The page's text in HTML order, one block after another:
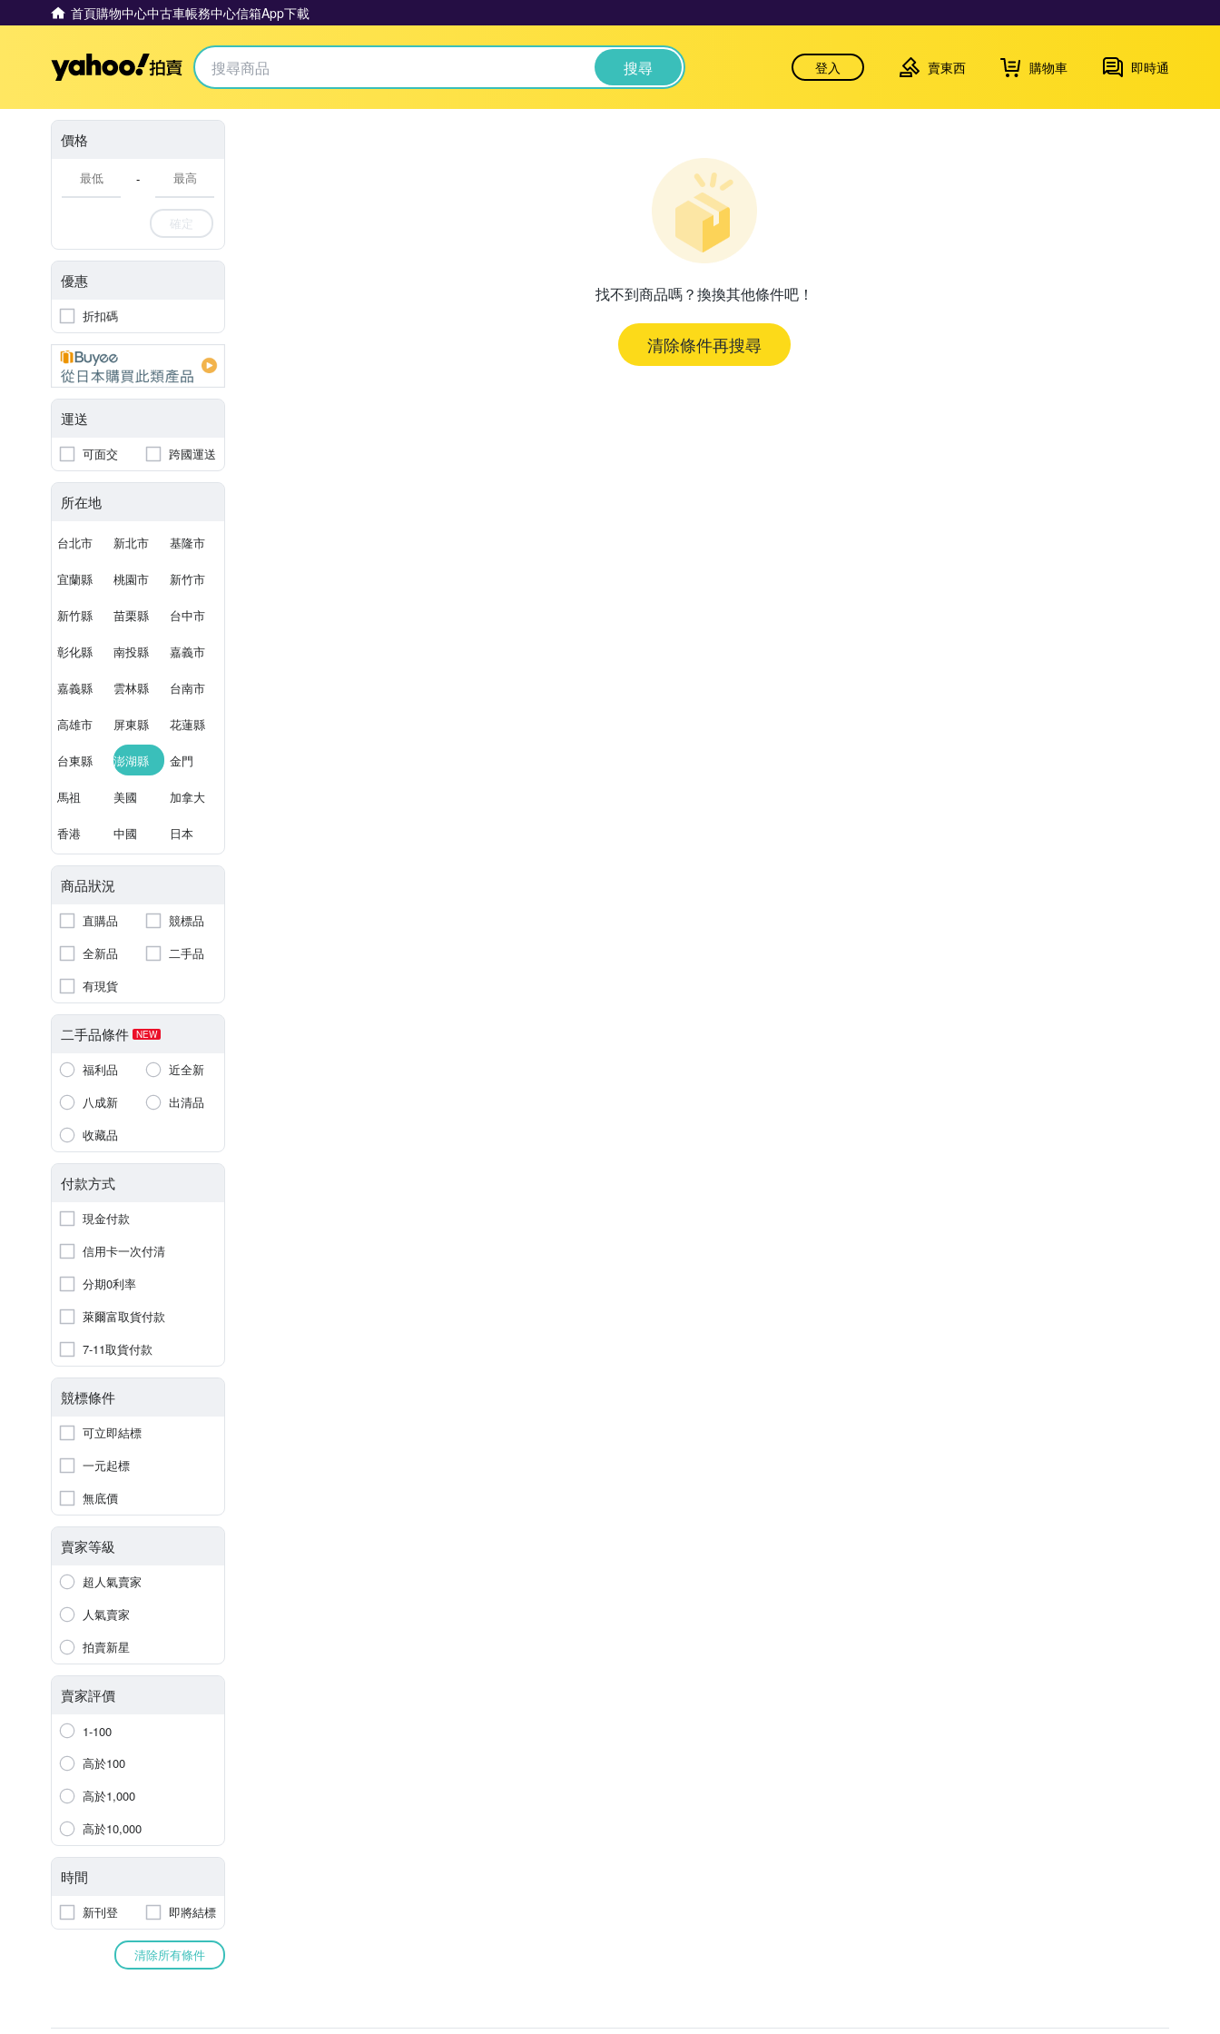
首頁購物中心中古車帳務中心信箱App下載
Yahoo拍賣 搜尋 登入 賣東西 購物車 即時通
價格
-
確定
優惠
折扣碼
運送
可面交 跨國運送
所在地
台北市 新北市 基隆市
宜蘭縣 桃園市 新竹市
新竹縣 苗栗縣 台中市
彰化縣 南投縣 嘉義市
嘉義縣 雲林縣 台南市
高雄市 屏東縣 花蓮縣
台東縣 澎湖縣 金門
馬祖 美國 加拿大
香港 中國 日本
商品狀況
直購品
競標品
全新品
二手品
有現貨
二手品條件 NEW
福利品
近全新
八成新
出清品
收藏品
付款方式
現金付款
信用卡一次付清
分期0利率
萊爾富取貨付款
7-11取貨付款
競標條件
可立即結標
一元起標
無底價
賣家等級
超人氣賣家
人氣賣家
拍賣新星
賣家評價
1-100
高於100
高於1,000
高於10,000
時間
新刊登 即將結標
清除所有條件
找不到商品嗎？換換其他條件吧！
清除條件再搜尋